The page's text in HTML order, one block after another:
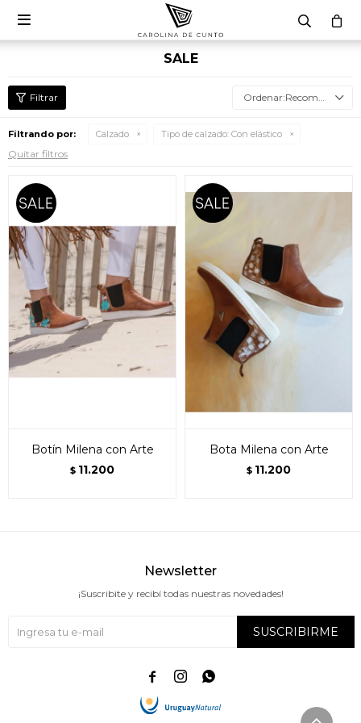

SALE
Recomendados
Filtrando por: Calzado Tipo de calzado: Con elástico
Quitar filtros
Botín Milena con Arte
$ 11.200
Bota Milena con Arte
$ 11.200
Newsletter
¡Suscribite y recibí todas nuestras novedades!
SUSCRIBIRME
  